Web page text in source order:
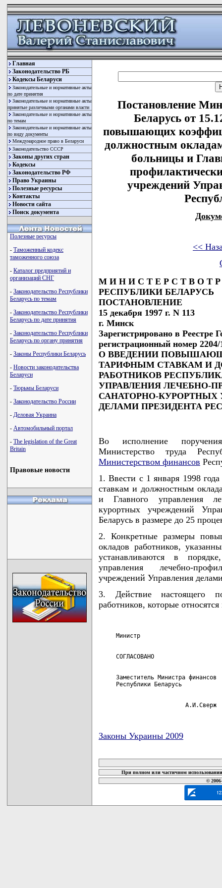
Главная
Законодательство РБ
Кодексы Беларуси
Законодательные и нормативные акты
по дате принятия
Законодательные и нормативные акты
принятые различными органами власти
Законодательные и нормативные акты
по темам
Законодательные и нормативные акты
по виду документы
Международное право в Беларуси
Законодательство СССР
Законы других стран
Кодексы
Законодательство РФ
Право Украины
Полезные ресурсы
Контакты
Новости сайта
Поиск документа
Полезные ресурсы
- Таможенный кодекс
таможенного союза
- Каталог предприятий и
организаций СНГ
- Законодательство Республики
Беларусь по темам
- Законодательство Республики
Беларусь по дате принятия
- Законодательство Республики
Беларусь по органу принятия
- Законы Республики Беларусь
- Новости законодательства
Беларуси
- Тюрьмы Беларуси
- Законодательство России
- Деловая Украина
- Автомобильный портал
- The legislation of the Great
Britain
Правовые новости
Постановление
Беларусь от
повышающих
должностным
больницы и
учреждений
<<
М И Н И С Т Е Р С Т В О Т
РЕСПУБЛИКИ БЕЛАРУСЬ
ПОСТАНОВЛЕНИЕ
15 декабря 1997 г. N 113
г. Минск
Зарегистрировано в Реестре
регистрационный номер 2204/
О ВВЕДЕНИИ
ТАРИФНЫМ СТАВКАМ И
РАБОТНИКОВ
УПРАВЛЕНИЯ ЛЕЧЕБНО-
САНАТОРНО-КУРОРТНЫХ
ДЕЛАМИ ПРЕЗИДЕНТА
Во исполнение
Министерство труда
Министерством финансов
1. Ввести с 1 января 1998
ставкам и должностным
и Главного управления
курортных учреждений
Беларусь в размере до 25
2. Конкретные размеры
окладов работников,
устанавливаются в
управления лечебно-
учреждений Управления
3. Действие настоящего
работников, которые
     Заместитель Министра финансов
                         А.И.Сверж
Законы Украины 2009
При полном или частичном
©